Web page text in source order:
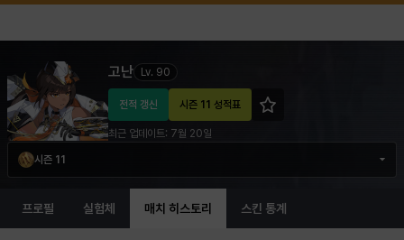
고난
Lv. 90
전적 갱신 시즌 11 성적표
최근 업데이트: 7월 20일
시즌 11
프로필 실험체 매치 히스토리 스킨 통계